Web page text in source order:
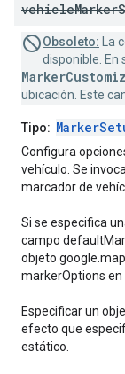
vehicleMarker
Obsoleto: La
disponible. En
ubicación. Este
Tipo:
Configura
vehículo. Se
marcador de
Si se especifica
campo
objeto
markerOptions en
Especificar un
efecto que
estático.